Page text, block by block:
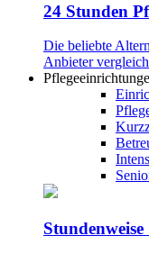
24 Stunden
Die beliebte
Anbieter